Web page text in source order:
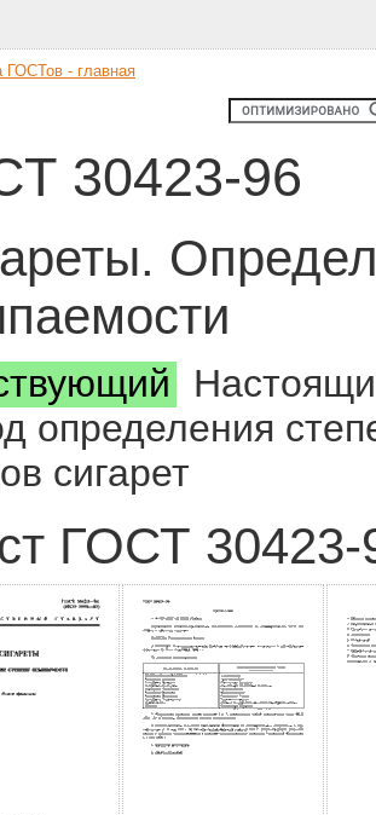
ГОСТов - главная
30423-96
определения
сигарет
ГОСТ 30423-